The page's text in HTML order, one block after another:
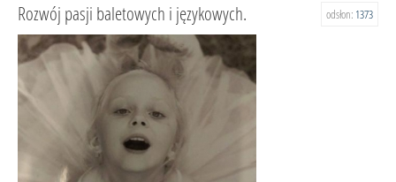
odsłon: 1373
Rozwój pasji baletowych i językowych.